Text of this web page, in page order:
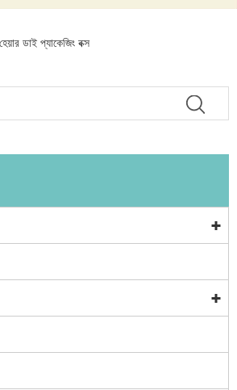
হেয়ার ডাই প্যাকেজিং বক্স